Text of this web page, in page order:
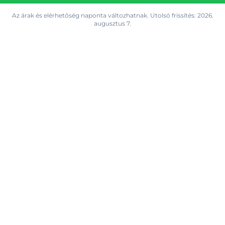
Az árak és elérhetőség naponta változhatnak. Utolsó frissítés: 2026.
augusztus 7.